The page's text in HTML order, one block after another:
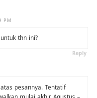
PM
thn ini?
Reply
pesannya. Tentatif
mulai akhir Agustus –